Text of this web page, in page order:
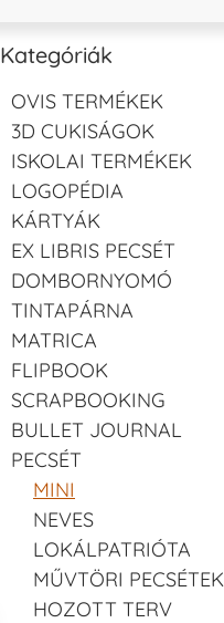
Kategóriák
OVIS TERMÉKEK
3D CUKISÁGOK
ISKOLAI TERMÉKEK
LOGOPÉDIA
KÁRTYÁK
EX LIBRIS PECSÉT
DOMBORNYOMÓ
TINTAPÁRNA
MATRICA
FLIPBOOK
SCRAPBOOKING
BULLET JOURNAL
PECSÉT
MINI
NEVES
LOKÁLPATRIÓTA
MŰVTÖRI PECSÉTEK
HOZOTT TERV